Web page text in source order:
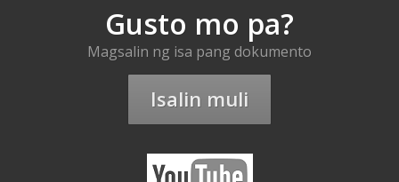
Gusto mo pa?
Magsalin ng isa pang dokumento
Isalin muli